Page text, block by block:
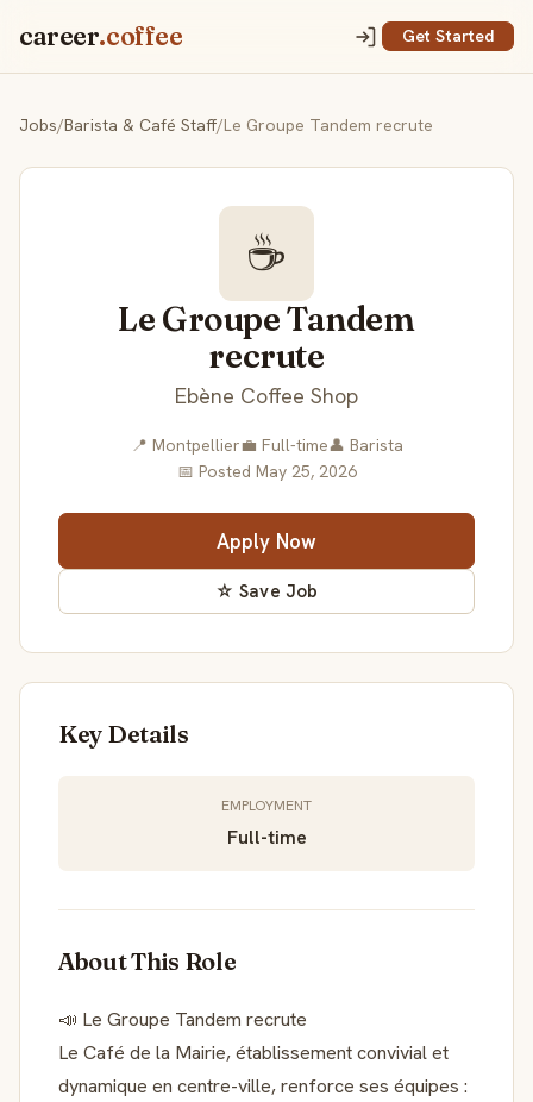
career.coffee Get Started
Jobs/Barista & Café Staff/Le Groupe Tandem recrute
☕
Le Groupe Tandem
recrute
Ebène Coffee Shop
📍 Montpellier💼 Full-time👤 Barista
📅 Posted May 25, 2026
Apply Now
☆ Save Job
Key Details
EMPLOYMENT
Full-time
About This Role
📣 Le Groupe Tandem recrute
Le Café de la Mairie, établissement convivial et
dynamique en centre-ville, renforce ses équipes :